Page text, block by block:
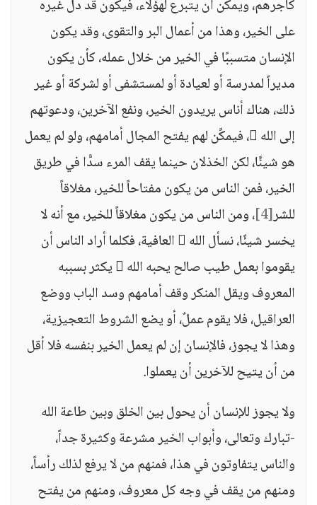
كأجرهم، ويمكن أن يتبرع لهؤلاء، فيكون قد دل غيره
على الخير، وهذا من أعمال البر والتقوى، وقد يكون
الإنسان متسببًا في الخير من خلال عمله، كأن يكون
مديراً لمدرسة أو لعيادة أو لمستشفى أو لشركة أو غير
ذلك، هناك أناس يريدون الخير، ونفع الآخرين، ودعوتهم
إلى الله ، فيمكِّن لهم يفتح المجال أمامهم، ولو لم يعمل
هو شيئًا، لكن الخذلان حينما يقف المرء سدًّا في طريق
الخير، فمن الناس من يكون مفتاحاً للخير، مغلاقاً
للشر[4] ، ومن الناس من يكون مغلاقاً للخير، مع أنه لا
يخسر شيئًا، نسأل الله  العافية، فكلما أراد الناس أن
يقوموا بعمل طيب صالح يحبه الله  يكثر بسببه
المعروف ويقل المنكر وقف أمامهم وسد الباب ووضع
العراقيل، فلا يقوم عملٌ، أو يضع الشروط التعجيزية،
وهذا لا يجوز، فالإنسان إن لم يعمل الخير بنفسه فلا أقل
من أن يتيح للآخرين أن يعملوا.
ولا يجوز للإنسان أن يحول بين الخلق وبين طاعة الله
-تبارك وتعالى، وأبواب الخير مشرعة وكثيرة جداً،
والناس يتفاوتون في هذا، فمنهم من لا يرفع لذلك رأساً،
ومنهم من يقف في وجه كل معروف، ومنهم من يفتح